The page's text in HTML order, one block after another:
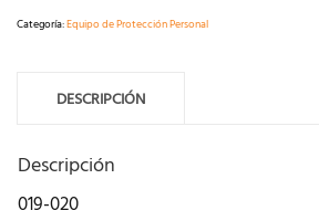
Categoría:Equipo de Protección Personal
DESCRIPCIÓN
Descripción
019-020